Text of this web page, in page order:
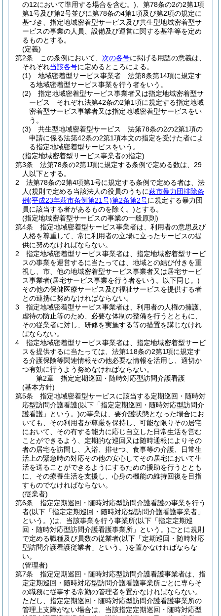
の12において準用する場合を含む。) 、第78条の2の2第1項
第1号及び第2号並びに第78条の4第1項及び第2項の規定に
基づき、指定地域密着型サービス及び共生型地域密着型サ
ービスの事業の人員、設備及び運営に関する基準等を定め
るものとする。
(定義)
第2条
この条例において、 次の各号に掲げる用語の意義は、
それぞれ当該各号に定めるところによる。
(1)
地域密着型サービス事業者 法第8条第14項に規定す
る地域密着型サービス事業を行う者をいう。
(2)
指定地域密着型サービス事業者又は指定地域密着型サ
ービス それぞれ法第42条の2第1項に規定する指定地域
密着型サービス事業者又は指定地域密着型サービスをい
う。
(3)
共生型地域密着型サービス 法第78条の2の2第1項の
申請に係る法第42条の2第1項本文の指定を受けた者によ
る指定地域密着型サービスをいう。
(指定地域密着型サービス事業者の指定)
第3条
法第78条の2第1項に規定する条例で定める数は、29
人以下とする。
2
法第78条の2第4項第1号に規定する条例で定める者は、法
人(規則で定める当該法人の役員のうちに萩市暴力団排除条
例(平成23年萩市条例第21号)第2条第2号に規定する暴力団
員に該当する者があるものを除く。)とする。
(指定地域密着型サービスの事業の一般原則)
第4条
指定地域密着型サービス事業者は、利用者の意思及び
人格を尊重して、常に利用者の立場に立ったサービスの提
供に努めなければならない。
2
指定地域密着型サービス事業者は、指定地域密着型サービ
スの事業を運営するに当たっては、地域との結び付きを重
視し、市、他の地域密着型サービス事業者又は居宅サービ
ス事業者(居宅サービス事業を行う者をいう。以下同じ。)
その他の保健医療サービス及び福祉サービスを提供する者
との連携に努めなければならない。
3
指定地域密着型サービス事業者は、利用者の人権の擁護、
虐待の防止等のため、必要な体制の整備を行うとともに、
その従業者に対し、研修を実施する等の措置を講じなけれ
ばならない。
4
指定地域密着型サービス事業者は、指定地域密着型サービ
スを提供するに当たっては、法第118条の2第1項に規定す
る介護保険等関連情報その他必要な情報を活用し、適切か
つ有効に行うよう努めなければならない。
第2章
指定定期巡回・随時対応型訪問介護看護
(基本方針)
第5条
指定地域密着型サービスに該当する定期巡回・随時対
応型訪問介護看護(以下「指定定期巡回・随時対応型訪問介
護看護」という。)の事業は、要介護状態となった場合にお
いても、その利用者が尊厳を保持し、可能な限りその居宅
において、その有する能力に応じ自立した日常生活を営む
ことができるよう、定期的な巡回又は随時通報によりその
者の居宅を訪問し、入浴、排せつ、食事等の介護、日常生
活上の緊急時の対応その他の安心してその居宅において生
活を送ることができるようにするための援助を行うととも
に、その療養生活を支援し、心身の機能の維持回復を目指
すものでなければならない。
(従業者)
第6条
指定定期巡回・随時対応型訪問介護看護の事業を行う
者(以下「指定定期巡回・随時対応型訪問介護看護事業者」
という。)は、当該事業を行う事業所(以下「指定定期巡
回・随時対応型訪問介護看護事業所」という。)ごとに規則
で定める職種及び員数の従業者(以下「定期巡回・随時対応
型訪問介護看護従業者」という。)を置かなければならな
い。
(管理者)
第7条
指定定期巡回・随時対応型訪問介護看護事業者は、指
定定期巡回・随時対応型訪問介護看護事業所ごとに専らそ
の職務に従事する常勤の管理者を置かなければならない。
ただし、指定定期巡回・随時対応型訪問介護看護事業所の
管理上支障がない場合は、当該指定定期巡回・随時対応型